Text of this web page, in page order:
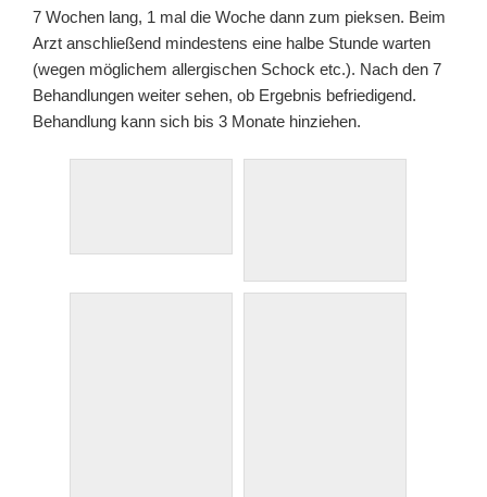
7 Wochen lang, 1 mal die Woche dann zum pieksen. Beim
Arzt anschließend mindestens eine halbe Stunde warten
(wegen möglichem allergischen Schock etc.). Nach den 7
Behandlungen weiter sehen, ob Ergebnis befriedigend.
Behandlung kann sich bis 3 Monate hinziehen.